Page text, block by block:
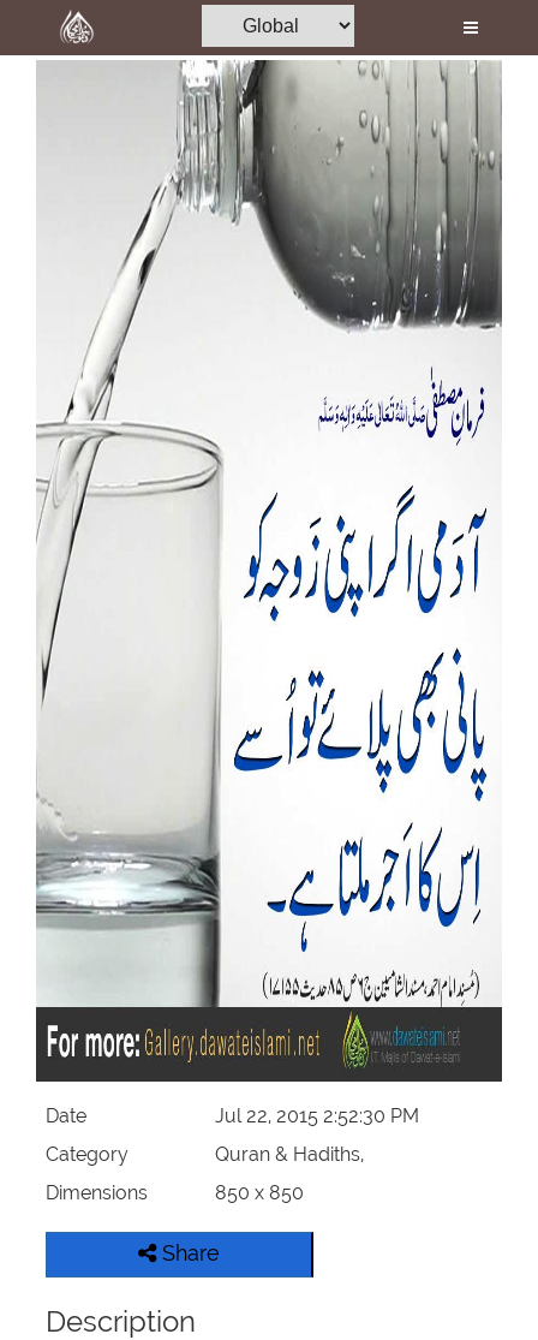
Home
Madani Channel
Volunteer Portal
Rohani Ilaj
Donation
Blog
Magazine
Departments
Our Websites
More
Date
Jul 22, 2015 2:52:30 PM
Category
Quran & Hadiths,
Dimensions
850 x 850
Share
Description